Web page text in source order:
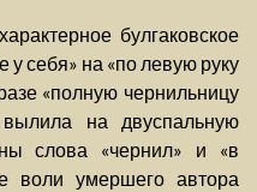
булгаковское
у себя» на «по левую руку
«полную чернильницу
вылила на двуспальную
слова «чернил» и «в
воли умершего автора